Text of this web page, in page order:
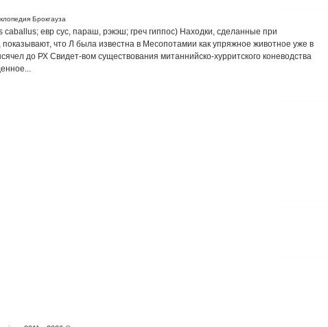
Брокгауза
евр сус, параш, рэкэш; греч гиппос) Находки, сделанные при
показывают, что Л была известна в Месопотамии как упряжное животное уже в
до РХ Свидет-вом существования митаннийско-хурритского коневодства